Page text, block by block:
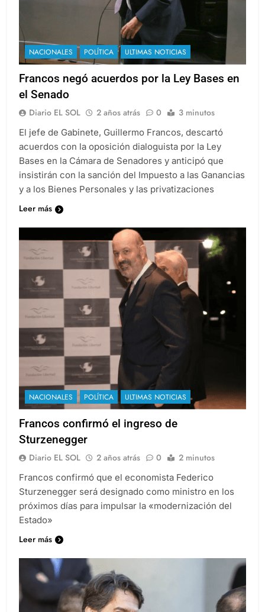
NACIONALES POLÍTICA ULTIMAS NOTICIAS
Francos negó acuerdos por la Ley Bases en
el Senado
Diario EL SOL 2 años atrás 0 3 minutos
El jefe de Gabinete, Guillermo Francos, descartó
acuerdos con la oposición dialoguista por la Ley
Bases en la Cámara de Senadores y anticipó que
insistirán con la sanción del Impuesto a las Ganancias
y a los Bienes Personales y las privatizaciones
Leer más
NACIONALES POLÍTICA ULTIMAS NOTICIAS
Francos confirmó el ingreso de
Sturzenegger
Diario EL SOL 2 años atrás 0 2 minutos
Francos confirmó que el economista Federico
Sturzenegger será designado como ministro en los
próximos días para impulsar la «modernización del
Estado»
Leer más